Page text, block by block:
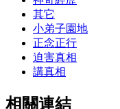
其它
小弟子園地
正念正行
迫害真相
講真相
相關連結